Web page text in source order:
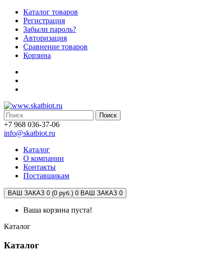
Каталог товаров
Регистрация
Забыли пароль?
Авторизация
Сравнение товаров
Корзина
Поиск
+7 968 036-37-06
info@skatbiot.ru
Каталог
О компании
Контакты
Поставщикам
ВАШ ЗАКАЗ 0 (0 руб.) 0 ВАШ ЗАКАЗ 0
Ваша корзина пуста!
Каталог
Каталог